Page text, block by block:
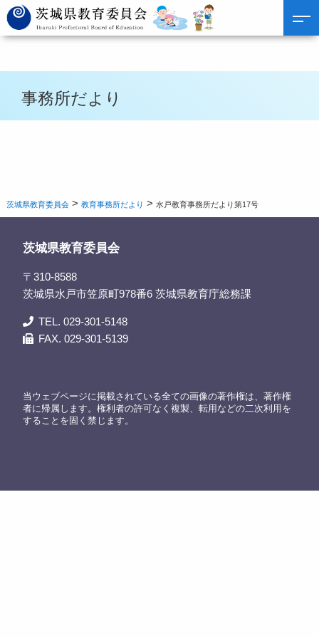
事務所だより
茨城県教育委員会 >教育事務所だより >水戸教育事務所だより第17号
茨城県教育委員会
〒310-8588
茨城県水戸市笠原町978番6 茨城県教育庁総務課
TEL. 029-301-5148
FAX. 029-301-5139
当ウェブページに掲載されている全ての画像の著作権は、著作権
者に帰属します。権利者の許可なく複製、転用などの二次利用を
することを固く禁じます。